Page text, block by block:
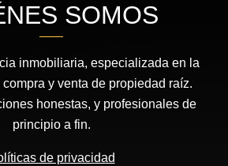
SOMOS
inmobiliaria, especializada en la
y venta de propiedad raíz.
honestas, y profesionales de
principio a fin.
de privacidad